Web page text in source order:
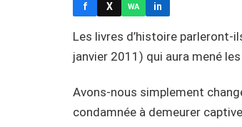
f X WA in
Les livres d’histoire parleront-
janvier 2011) qui aura mené
Avons-nous simplement
condamnée à demeurer